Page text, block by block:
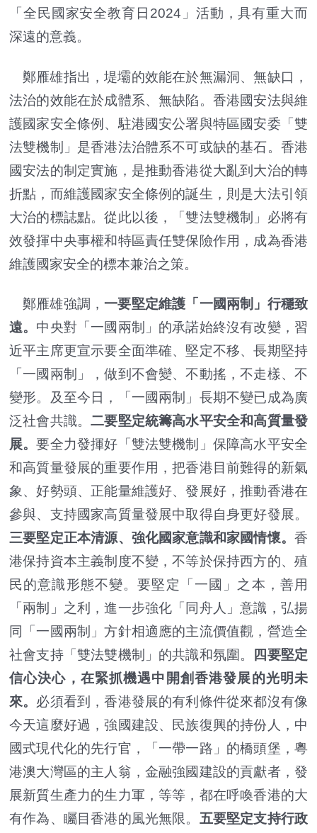
「全民國家安全教育日2024」活動，具有重大而
深遠的意義。
鄭雁雄指出，堤壩的效能在於無漏洞、無缺口，
法治的效能在於成體系、無缺陷。香港國安法與維
護國家安全條例、駐港國安公署與特區國安委「雙
法雙機制」是香港法治體系不可或缺的基石。香港
國安法的制定實施，是推動香港從大亂到大治的轉
折點，而維護國家安全條例的誕生，則是大法引領
大治的標誌點。從此以後，「雙法雙機制」必將有
效發揮中央事權和特區責任雙保險作用，成為香港
維護國家安全的標本兼治之策。
鄭雁雄強調，一要堅定維護「一國兩制」行穩致
遠。 中央對「一國兩制」的承諾始終沒有改變，習
近平主席更宣示要全面準確、堅定不移、長期堅持
「一國兩制」，做到不會變、不動搖，不走樣、不
變形。及至今日，「一國兩制」長期不變已成為廣
泛社會共識。二要堅定統籌高水平安全和高質量發
展。要全力發揮好「雙法雙機制」保障高水平安全
和高質量發展的重要作用，把香港目前難得的新氣
象、好勢頭、正能量維護好、發展好，推動香港在
參與、支持國家高質量發展中取得自身更好發展。
三要堅定正本清源、強化國家意識和家國情懷。 香
港保持資本主義制度不變，不等於保持西方的、殖
民的意識形態不變。要堅定「一國」之本，善用
「兩制」之利，進一步強化「同舟人」意識，弘揚
同「一國兩制」方針相適應的主流價值觀，營造全
社會支持「雙法雙機制」的共識和氛圍。
四要堅定
信心決心，在緊抓機遇中開創香港發展的光明未
來。 必須看到，香港發展的有利條件從來都沒有像
今天這麼好過，強國建設、民族復興的持份人，中
國式現代化的先行官，「一帶一路」的橋頭堡，粵
港澳大灣區的主人翁，金融強國建設的貢獻者，發
展新質生產力的生力軍，等等，都在呼喚香港的大
有作為、矚目香港的風光無限。 五要堅定支持行政